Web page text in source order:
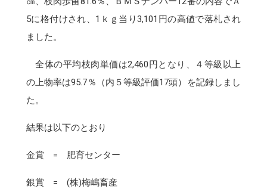
5に格付けされ、1ｋｇ当り3,101円の高値で落札され
ました。
全体の平均枝肉単価は2,460円となり、４等級以上
の上物率は95.7％（内５等級評価17頭）を記録しまし
た。
結果は以下のとおり
金賞 = 肥育センター
銀賞 = (株)梅嶋畜産